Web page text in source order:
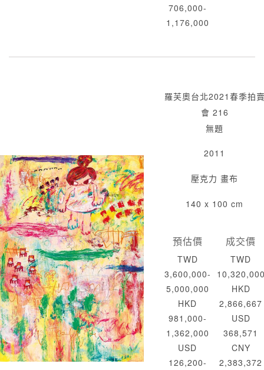
706,000-
1,176,000
羅芙奧台北2021春季拍
會 216
無題
2011
壓克力 畫布
140 x 100 cm
預估價
TWD
3,600,000-
5,000,000
HKD
981,000-
1,362,000
USD
126,200-
成交價
TWD
HKD
2,866,667
USD
368,571
CNY
2,383,372